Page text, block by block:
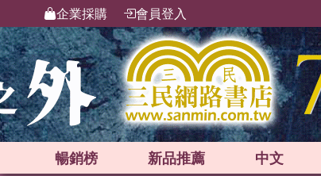
企業採購 會員登入
暢銷榜 新品推薦 中文